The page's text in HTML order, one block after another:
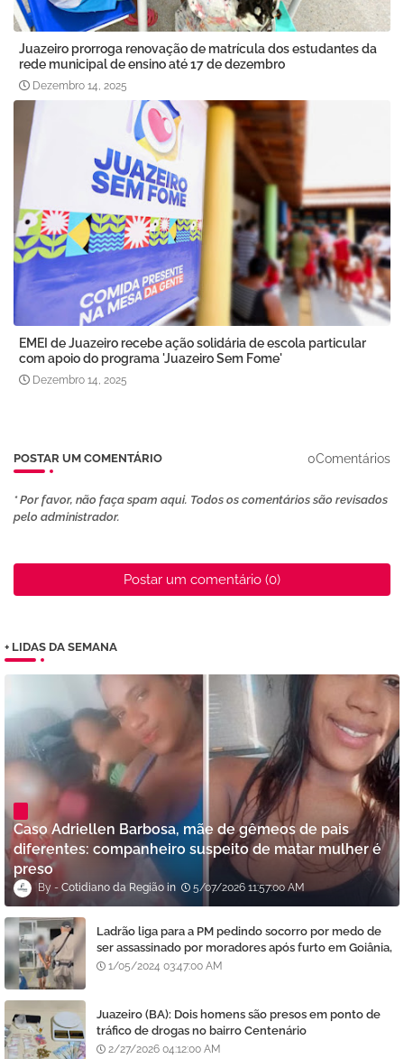
Juazeiro prorroga renovação de matrícula dos estudantes da
rede municipal de ensino até 17 de dezembro
Dezembro 14, 2025
EMEI de Juazeiro recebe ação solidária de escola particular
com apoio do programa 'Juazeiro Sem Fome'
Dezembro 14, 2025
POSTAR UM COMENTÁRIO 0Comentários
* Por favor, não faça spam aqui. Todos os comentários são revisados ​​
pelo administrador.
Postar um comentário (0)
+ LIDAS DA SEMANA
Caso Adriellen Barbosa, mãe de gêmeos de pais
diferentes: companheiro suspeito de matar mulher é
preso
Cotidiano da Região 5/07/2026 11:57:00 AM
Ladrão liga para a PM pedindo socorro por medo de
ser assassinado por moradores após furto em Goiânia,
diz polícia
1/05/2024 03:47:00 AM
Juazeiro (BA): Dois homens são presos em ponto de
tráfico de drogas no bairro Centenário
2/27/2026 04:12:00 AM